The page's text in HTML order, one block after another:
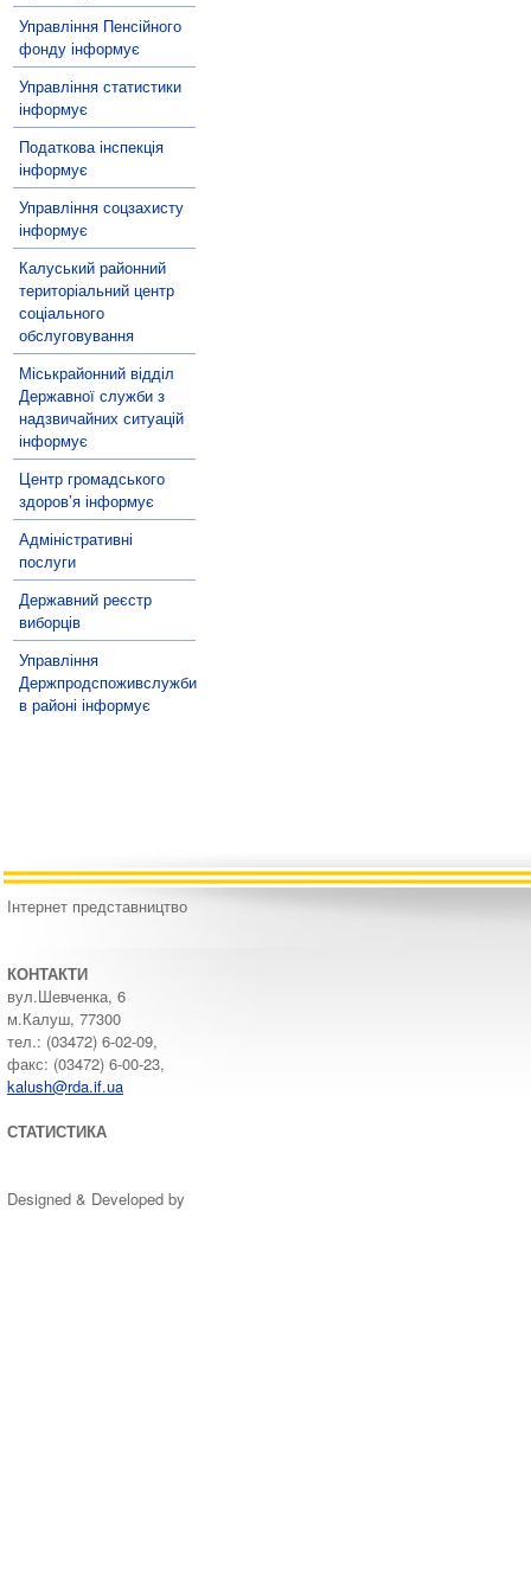
Управління Пенсійного
фонду інформує
Управління статистики
інформує
Податкова інспекція
інформує
Управління соцзахисту
інформує
Калуський районний
територіальний центр
соціального
обслуговування
Міськрайонний відділ
Державної служби з
надзвичайних ситуацій
інформує
Центр громадського
здоров’я інформує
Адміністративні
послуги
Державний реєстр
виборців
Управління
Держпродспоживслужби
в районі інформує
Інтернет представництво
КОНТАКТИ
вул.Шевченка, 6
м.Калуш, 77300
тел.: (03472) 6-02-09,
факс: (03472) 6-00-23,
kalush@rda.if.ua
СТАТИСТИКА
Designed & Developed by